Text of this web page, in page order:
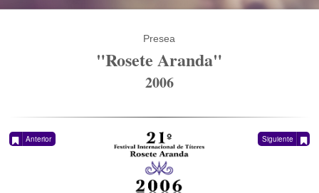
Presea
"Rosete Aranda"
2006
Anterior Siguiente